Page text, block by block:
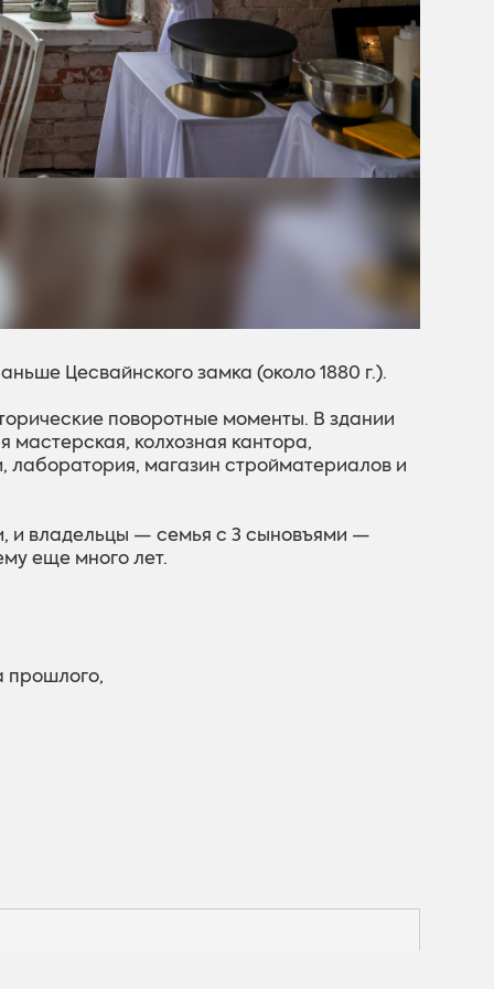
Цесвайнского замка (около 1880 г.).
поворотные моменты. В здании
мастерская, колхозная кантора,
лаборатория, магазин стройматериалов и
и владельцы — семья с 3 сыновъями —
еще много лет.
прошлого,